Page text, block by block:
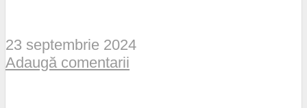
23 septembrie 2024
Adaugă comentarii